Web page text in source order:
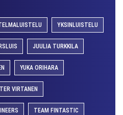
YKSINLUISTELU
JUULIA TURKKILA
YUKA ORIHARA
VIRTANEN
TEAM FINTASTIC